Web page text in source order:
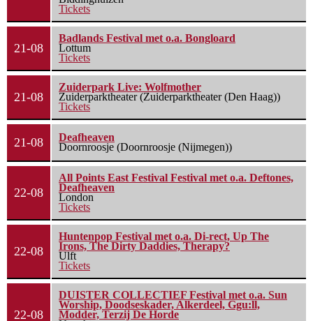
Tickets
21-08
Badlands Festival met o.a. Bongloard
Lottum
Tickets
21-08
Zuiderpark Live: Wolfmother
Zuiderparktheater (Zuiderparktheater (Den Haag))
Tickets
21-08
Deafheaven
Doornroosje (Doornroosje (Nijmegen))
22-08
All Points East Festival Festival met o.a. Deftones,
Deafheaven
London
Tickets
22-08
Huntenpop Festival met o.a. Di-rect, Up The
Irons, The Dirty Daddies, Therapy?
Ulft
Tickets
22-08
DUISTER COLLECTIEF Festival met o.a. Sun
Worship, Doodseskader, Alkerdeel, Ggu:ll,
Modder, Terzij De Horde